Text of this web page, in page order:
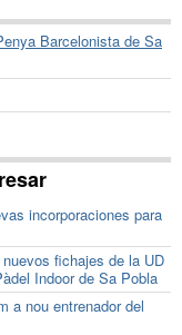
Barcelonista de Sa
incorporaciones para
fichajes de la UD
Indoor de Sa Pobla
a nou entrenador del